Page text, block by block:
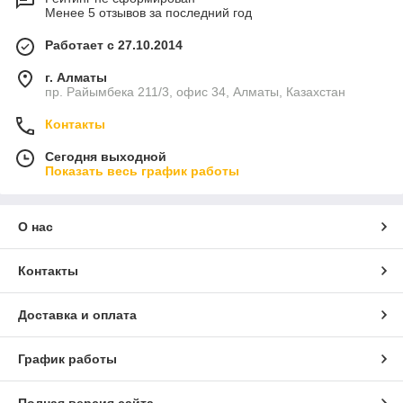
Основное преимущество моноблока состоит в том, что по
размерам, компоновке и весу он не сильно отличается от
вполне полноценный компьютер. Приобретая моноблок,
Менее 5 отзывов за последний год
Работает с 27.10.2014
г. Алматы
пр. Райымбека 211/3, офис 34, Алматы, Казахстан
Контакты
Сегодня выходной
Показать весь график работы
О нас
Контакты
Доставка и оплата
График работы